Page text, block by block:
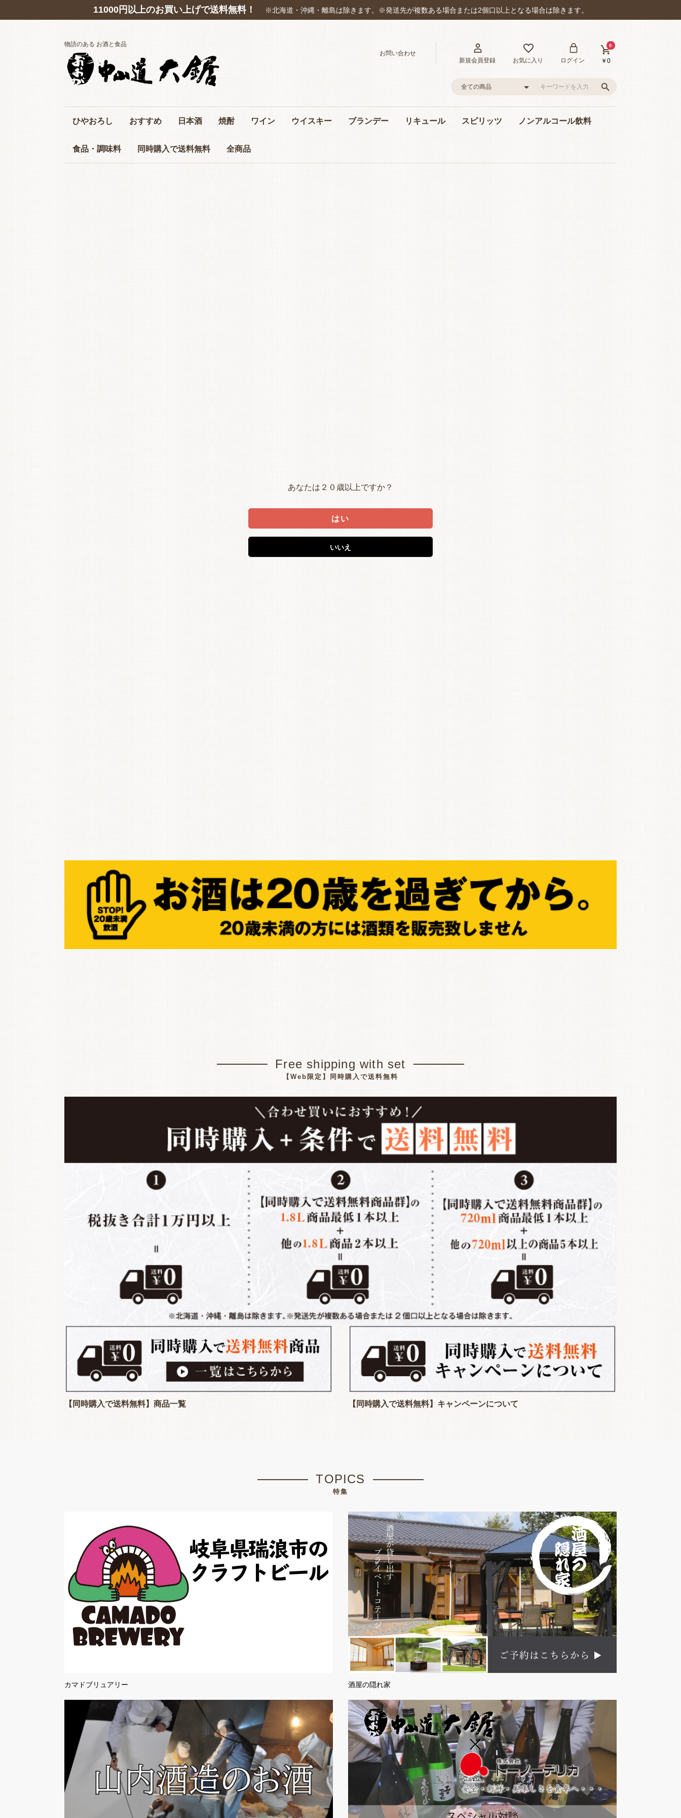
11000円以上のお買い上げで送料無料！ ※北海道・沖縄・離島は除きます。※発送先が複数ある場合または2個口以上となる場合は除きます。
物語のある お酒と食品
お問い合わせ
新規会員登録
お気に入り ログイン
0
￥0
ひやおろし おすすめ
ホワイトデー特集
夏の冷酒
東美濃クラフトビール
大鋸オリジナル
山内酒造の酒
岐阜のお酒
店長イチオシ商品
日本酒
東北の酒
関東のお酒
甲信越のお酒
東海地方の酒
四国のお酒
山陽のお酒
山陰のお酒
九州のお酒
焼酎
芋焼酎
麦焼酎
米焼酎
泡盛
栗焼酎
ワイン ウイスキー ブランデー リキュール スピリッツ ノンアルコール飲料
食品・調味料 同時購入で送料無料 全商品
あなたは２０歳以上ですか？
はい
いいえ
Free shipping with set
【Web限定】同時購入で送料無料
【同時購入で送料無料】商品一覧 【同時購入で送料無料】キャンペーンについて
TOPICS
特集
カマドブリュアリー 酒屋の隠れ家